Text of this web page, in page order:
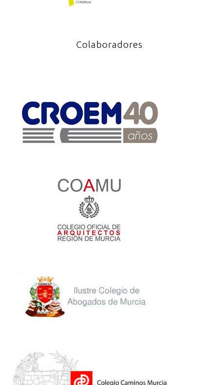
Colaboradores